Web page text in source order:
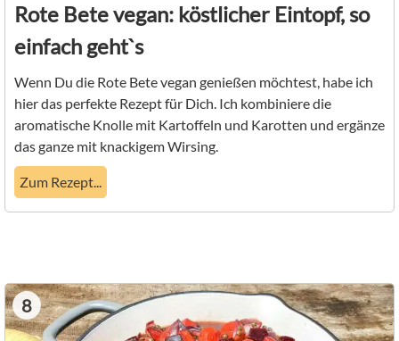
Rote Bete vegan: köstlicher Eintopf, so
einfach geht`s
Wenn Du die Rote Bete vegan genießen möchtest, habe ich
hier das perfekte Rezept für Dich. Ich kombiniere die
aromatische Knolle mit Kartoffeln und Karotten und ergänze
das ganze mit knackigem Wirsing.
Zum Rezept...
8